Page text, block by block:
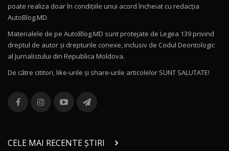
11
Noul Volvo ES90 / Test Drive AutoBlog.MD
12
Noul MG HS / Test Drive AutoBlog.MD
16:48
13
combină aventura cu luxul / AutoBlog.MD
36:08
chinez care face lumea să se întoarcă după el
/ AutoBlog.MD
17:27
poate realiza doar în condițiile unui acord încheiat cu redacţia
AutoBlog.MD.
Materialele de pe AutoBlog.MD sunt protejate de Legea 139 privind
dreptul de autor și drepturile conexe, inclusiv de Codul Deontologic
al Jurnalistului din Republica Moldova.
De către cititori, like-urile şi share-urile articolelor SUNT SALUTATE!
CELE MAI RECENTE ȘTIRI